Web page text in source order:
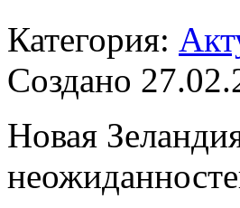
Категория:
Создано
Новая